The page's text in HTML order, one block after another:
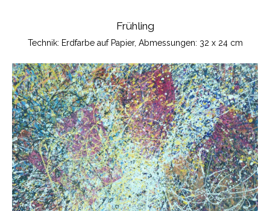
Frühling
Technik: Erdfarbe auf Papier, Abmessungen: 32 x 24 cm